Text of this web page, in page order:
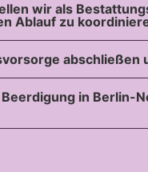
wir als
Ablauf zu
in